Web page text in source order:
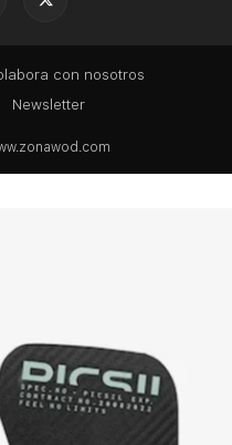
con nosotros
Newsletter